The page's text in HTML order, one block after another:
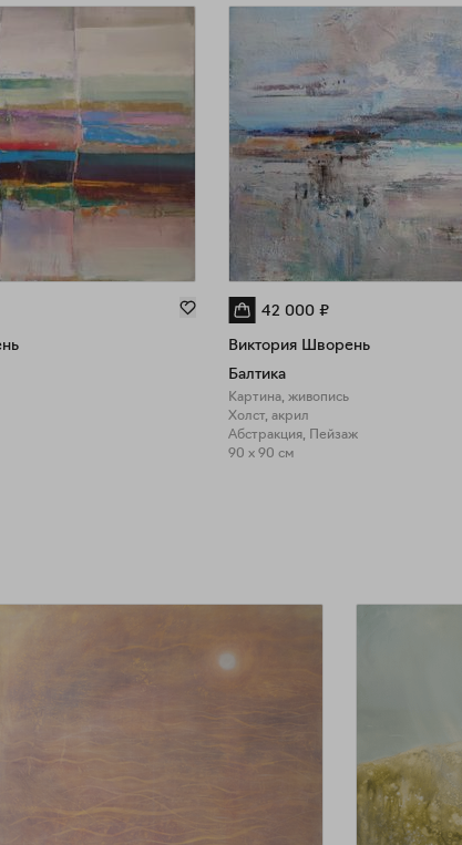
42 000 ₽
Виктория Шворень
Балтика
Картина, живопись
Холст, акрил
Абстракция, Пейзаж
90 x 90 см